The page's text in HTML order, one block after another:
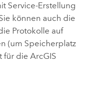
Service-Erstellung
können auch die
Protokolle auf
(um Speicherplatz
für die ArcGIS